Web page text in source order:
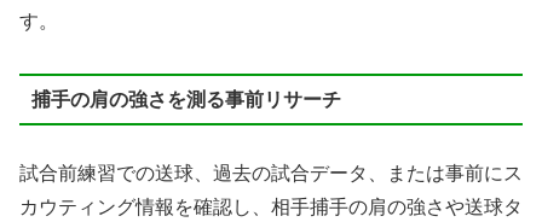
す。
捕手の肩の強さを測る事前リサーチ
試合前練習での送球、過去の試合データ、または事前にス
カウティング情報を確認し、相手捕手の肩の強さや送球タ